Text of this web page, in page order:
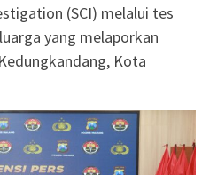
(SCI) melalui tes
yang melaporkan
Kota